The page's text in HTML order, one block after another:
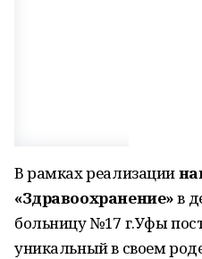
В рамках реализации
«Здравоохранение»в
больницу №17 г.Уфы
уникальный в своем